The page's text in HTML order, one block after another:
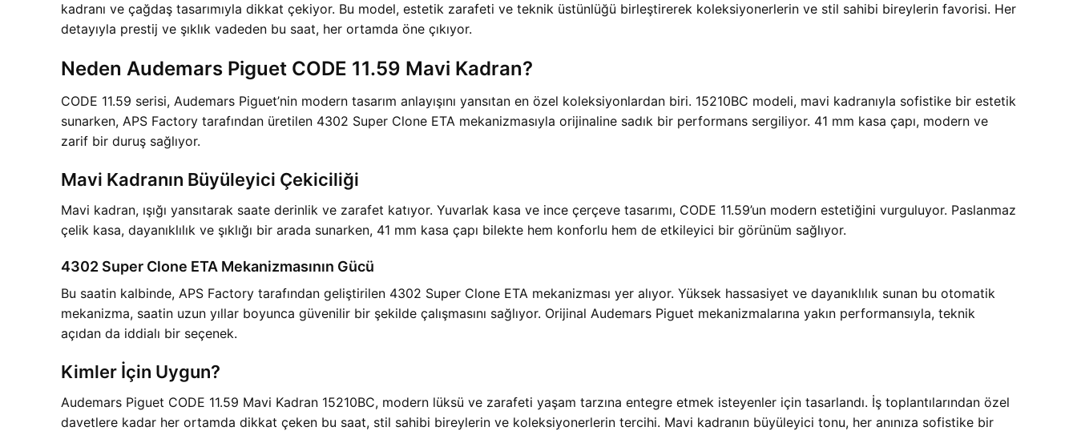
kadranı ve çağdaş tasarımıyla dikkat çekiyor. Bu model, estetik zarafeti ve teknik üstünlüğü birleştirerek koleksiyonerlerin ve stil sahibi bireylerin favorisi. Her
detayıyla prestij ve şıklık vadeden bu saat, her ortamda öne çıkıyor.
Neden Audemars Piguet CODE 11.59 Mavi Kadran?
CODE 11.59 serisi, Audemars Piguet’nin modern tasarım anlayışını yansıtan en özel koleksiyonlardan biri. 15210BC modeli, mavi kadranıyla sofistike bir estetik
sunarken, APS Factory tarafından üretilen 4302 Super Clone ETA mekanizmasıyla orijinaline sadık bir performans sergiliyor. 41 mm kasa çapı, modern ve
zarif bir duruş sağlıyor.
Mavi Kadranın Büyüleyici Çekiciliği
Mavi kadran, ışığı yansıtarak saate derinlik ve zarafet katıyor. Yuvarlak kasa ve ince çerçeve tasarımı, CODE 11.59’un modern estetiğini vurguluyor. Paslanmaz
çelik kasa, dayanıklılık ve şıklığı bir arada sunarken, 41 mm kasa çapı bilekte hem konforlu hem de etkileyici bir görünüm sağlıyor.
4302 Super Clone ETA Mekanizmasının Gücü
Bu saatin kalbinde, APS Factory tarafından geliştirilen 4302 Super Clone ETA mekanizması yer alıyor. Yüksek hassasiyet ve dayanıklılık sunan bu otomatik
mekanizma, saatin uzun yıllar boyunca güvenilir bir şekilde çalışmasını sağlıyor. Orijinal Audemars Piguet mekanizmalarına yakın performansıyla, teknik
açıdan da iddialı bir seçenek.
Kimler İçin Uygun?
Audemars Piguet CODE 11.59 Mavi Kadran 15210BC, modern lüksü ve zarafeti yaşam tarzına entegre etmek isteyenler için tasarlandı. İş toplantılarından özel
davetlere kadar her ortamda dikkat çeken bu saat, stil sahibi bireylerin ve koleksiyonerlerin tercihi. Mavi kadranın büyüleyici tonu, her anınıza sofistike bir